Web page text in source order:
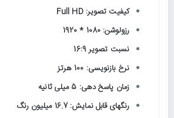
کیفیت تصویر: Full HD
رزولوشن: 1080 * 1920
نسبت تصویر 16:9
نرخ بازنویسی: 100 هرتز
زمان پاسخ دهی: 5 میلی ثانیه
رنگهای قابل نمایش: 16.7 میلیون رنگ